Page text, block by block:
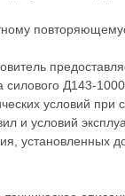
силового Д143-
условий при
и условий
установленных